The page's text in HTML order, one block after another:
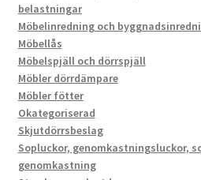
belastningar
Möbelinredning och
Möbellås
Möbelspjäll och dörrspjäll
Möbler dörrdämpare
Möbler fötter
Okategoriserad
Skjutdörrsbeslag
Sopluckor, genomkastningsluckor,
genomkastning